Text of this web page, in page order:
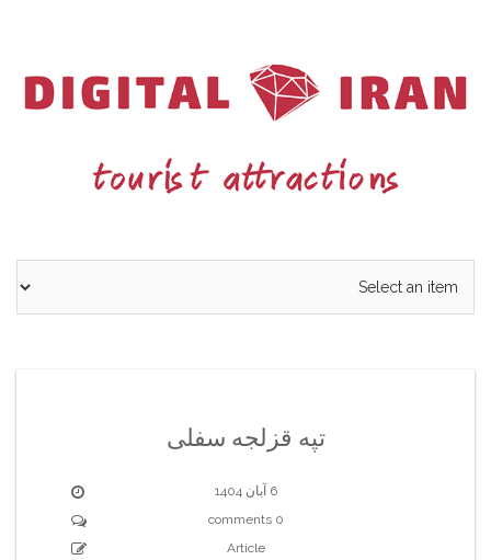
تپه قزلجه سفلی
6 آبان 1404
0 comments
Article